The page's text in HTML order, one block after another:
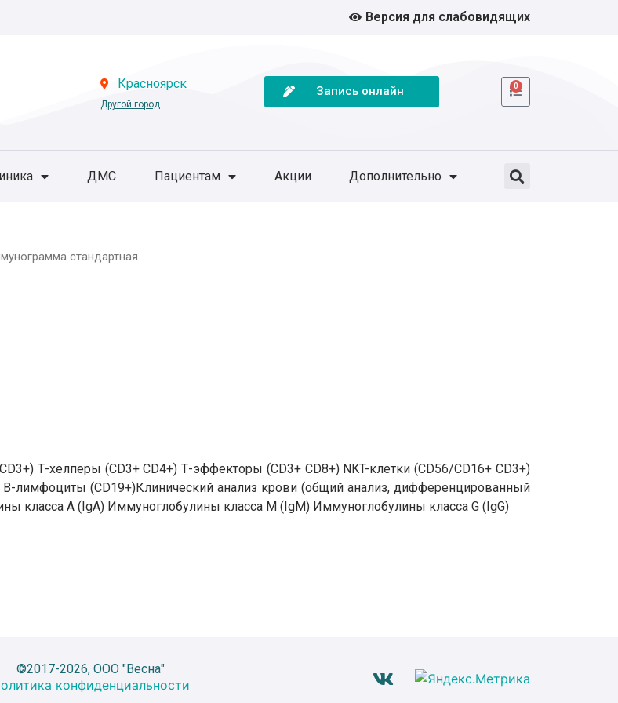
Версия для слабовидящих
Красноярск
Другой город
Запись онлайн 0
ДМС Пациентам Акции Дополнительно
стандартная
Т-хелперы (CD3+ CD4+) Т-эффекторы (CD3+ CD8+) NKT-клетки (CD56/CD16+ CD3+)
B-лимфоциты (СD19+)Клинический анализ крови (общий анализ, дифференцированный
класса А (IgA) Иммуноглобулины класса M (IgM) Иммуноглобулины класса G (IgG)
©2017-2026, ООО "Весна"
конфиденциальности